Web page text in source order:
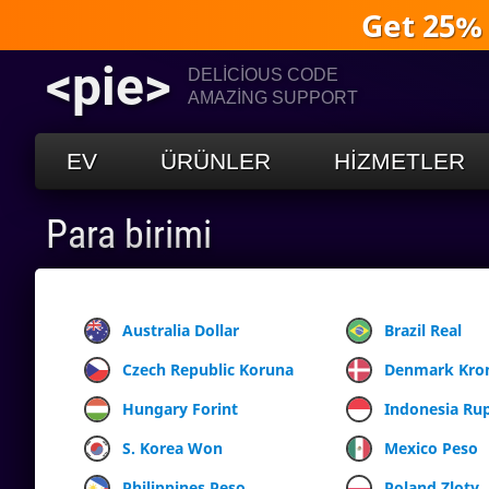
Get
<pie>
DELICIOUS CODE
AMAZING SUPPORT
EV ÜRÜNLER HIZMETLER
Para birimi
Australia Dollar Brazil Real
Czech Republic Koruna
Denmark
Hungary Forint
Indonesia
S. Korea Won
Mexico Peso